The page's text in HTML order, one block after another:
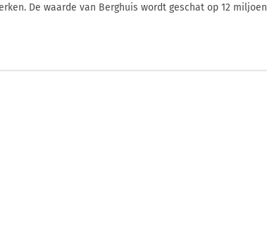
De waarde van Berghuis wordt geschat op 12 miljoen